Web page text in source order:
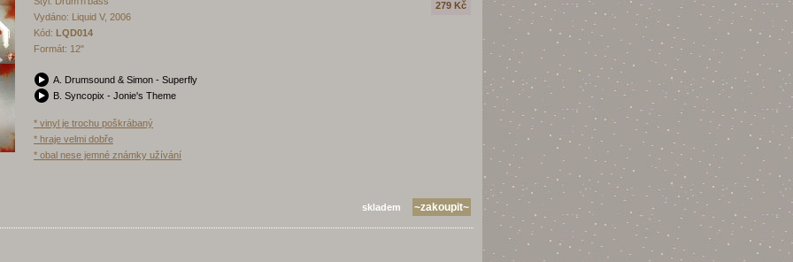
Vydáno: Liquid V, 2006
Kód: LQD014
Formát: 12"
279 Kč
A. Drumsound & Simon - Superfly
B. Syncopix - Jonie's Theme
* vinyl je trochu poškrábaný
* hraje velmi dobře
* obal nese jemné známky užívání
skladem